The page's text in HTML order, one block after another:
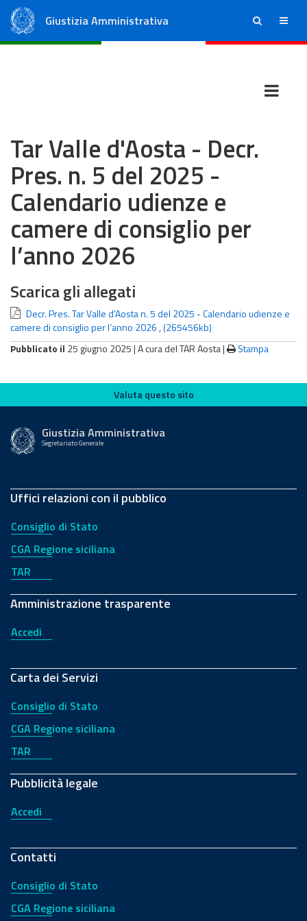
Giustizia Amministrativa ricerca menu
Tar Valle d'Aosta - Decr.
Pres. n. 5 del 2025 -
Calendario udienze e
camere di consiglio per
l’anno 2026
Scarica gli allegati
Decr. Pres. Tar Valle d'Aosta n. 5 del 2025 - Calendario udienze e
camere di consiglio per l’anno 2026 ,(265456kb)
Pubblicato il 25 giugno 2025 |A cura del TAR Aosta| Stampa
Valuta questo sito
Valuta questo sito
Giustizia Amministrativa
Segretariato Generale
Uffici relazioni con il pubblico
Consiglio di Stato
CGA Regione siciliana
TAR
Amministrazione trasparente
Accedi
Carta dei Servizi
Consiglio di Stato
CGA Regione siciliana
TAR
Pubblicità legale
Accedi
Contatti
Consiglio di Stato
CGA Regione siciliana